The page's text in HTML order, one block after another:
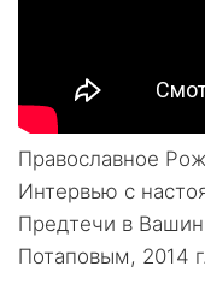
Православное
Интервью с
Предтечи в
Потаповым, 2014 г.